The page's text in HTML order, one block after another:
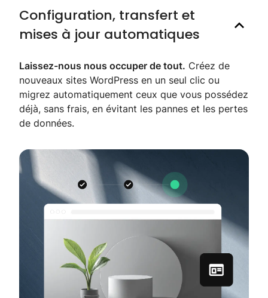
Configuration, transfert et
mises à jour automatiques
Laissez-nous nous occuper de tout. Créez de
nouveaux sites WordPress en un seul clic ou
migrez automatiquement ceux que vous possédez
déjà, sans frais, en évitant les pannes et les pertes
de données.